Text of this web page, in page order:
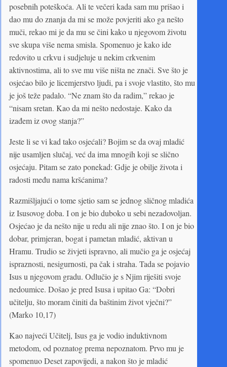
posebnih poteškoća. Ali te večeri kada sam mu prišao i
dao mu do znanja da mi se može povjeriti ako ga nešto
muči, rekao mi je da mu se čini kako u njegovom životu
sve skupa više nema smisla. Spomenuo je kako ide
redovito u crkvu i sudjeluje u nekim crkvenim
aktivnostima, ali to sve mu više ništa ne znači. Sve što je
osjećao bilo je licemjerstvo ljudi, pa i svoje vlastito, što mu
je još teže padalo. “Ne znam što da radim,” rekao je
“nisam sretan. Kao da mi nešto nedostaje. Kako da
izađem iz ovog stanja?”
Jeste li se vi kad tako osjećali? Bojim se da ovaj mladić
nije usamljen slučaj, već da ima mnogih koji se slično
osjećaju. Pitam se zato ponekad: Gdje je obilje života i
radosti među nama kršćanima?
Razmišljajući o tome sjetio sam se jednog sličnog mladića
iz Isusovog doba. I on je bio duboko u sebi nezadovoljan.
Osjećao je da nešto nije u redu ali nije znao što. I on je bio
dobar, primjeran, bogat i pametan mladić, aktivan u
Hramu. Trudio se živjeti ispravno, ali mučio ga je osjećaj
ispraznosti, nesigurnosti, pa čak i straha. Tada se pojavio
Isus u njegovom gradu. Odlučio je s Njim riješiti svoje
nedoumice. Došao je pred Isusa i upitao Ga: “Dobri
učitelju, što moram činiti da baštinim život vječni?”
(Marko 10,17)
Kao najveći Učitelj, Isus ga je vodio induktivnom
metodom, od poznatog prema nepoznatom. Prvo mu je
spomenuo Deset zapovijedi, a nakon što je mladić